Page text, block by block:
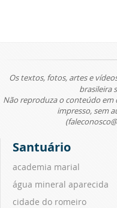
Os textos, fotos, artes e
brasileira
Não reproduza o conteúdo
impresso, sem
Santuário
academia marial
água mineral aparecida
cidade do romeiro